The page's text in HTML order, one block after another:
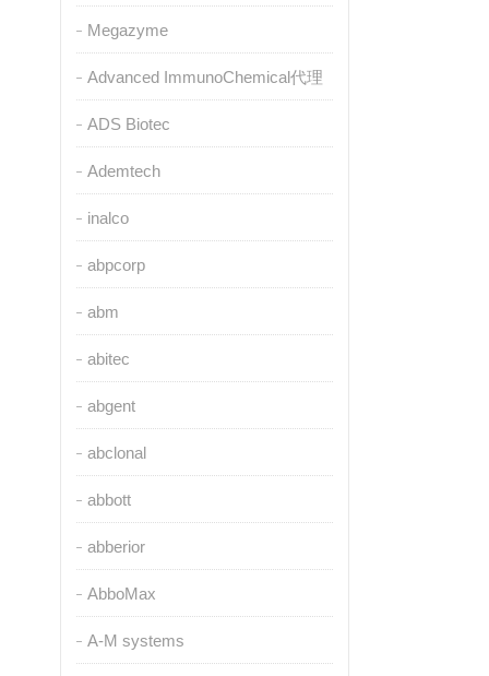
Megazyme
Advanced ImmunoChemical代理
ADS Biotec
Ademtech
inalco
abpcorp
abm
abitec
abgent
abclonal
abbott
abberior
AbboMax
A-M systems